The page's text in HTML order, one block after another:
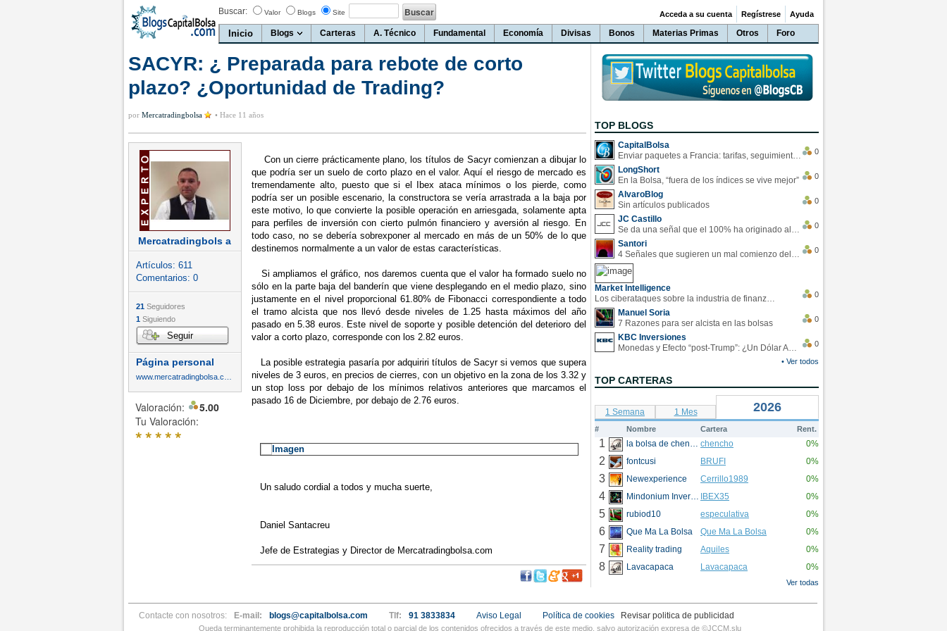
Buscar: Valor Blogs Site
Inicio Blogs Carteras A. Técnico Fundamental Economía Divisas Bonos Materias Primas Otros Foro
Acceda a su cuenta Regístrese Ayuda
SACYR: ¿ Preparada para rebote de corto
plazo? ¿Oportunidad de Trading?
por Mercatradingbolsa • Hace 11 años
Mercatradingbols a
Artículos: 611
Comentarios: 0
21 Seguidores
1 Siguiendo
Seguir
Página personal
Valoración:
5.00
Tu Valoración:
*****
Con un cierre prácticamente plano, los títulos de Sacyr comienzan a dibujar lo
que podría ser un suelo de corto plazo en el valor. Aquí el riesgo de mercado es
tremendamente alto, puesto que si el Ibex ataca mínimos o los pierde, como
podría ser un posible escenario, la constructora se vería arrastrada a la baja por
este motivo, lo que convierte la posible operación en arriesgada, solamente apta
para perfiles de inversión con cierto pulmón financiero y aversión al riesgo. En
todo caso, no se debería sobrexponer al mercado en más de un 50% de lo que
destinemos normalmente a un valor de estas características.
Si ampliamos el gráfico, nos daremos cuenta que el valor ha formado suelo no
sólo en la parte baja del banderín que viene desplegando en el medio plazo, sino
justamente en el nivel proporcional 61.80% de Fibonacci correspondiente a todo
el tramo alcista que nos llevó desde niveles de 1.25 hasta máximos del año
pasado en 5.38 euros. Este nivel de soporte y posible detención del deterioro del
valor a corto plazo, corresponde con los 2.82 euros.
La posible estrategia pasaría por adquiriri títulos de Sacyr si vemos que supera
niveles de 3 euros, en precios de cierres, con un objetivo en la zona de los 3.32 y
un stop loss por debajo de los mínimos relativos anteriores que marcamos el
pasado 16 de Diciembre, por debajo de 2.76 euros.
Un saludo cordial a todos y mucha suerte,
Daniel Santacreu
Jefe de Estrategias y Director de Mercatradingbolsa.com
TOP BLOGS
CapitalBolsa
Enviar paquetes a Francia: tarifas, seguimiento y ventajas destacadas
0
LongShort
En la Bolsa, “fuera de los índices se vive mejor”
0
AlvaroBlog
Sin artículos publicados
0
JC Castillo
Se da una señal que el 100% ha originado alzas en las bolsas
0
Santori
4 Señales que sugieren un mal comienzo del 3T de la economía EEUU
0
Market Intelligence
Los ciberataques sobre la industria de finanzas se han duplicado este año
0
Manuel Soria
7 Razones para ser alcista en las bolsas
0
KBC Inversiones
Monedas y Efecto “post-Trump”: ¿Un Dólar Americano operando en rangos?
0
• Ver todos
TOP CARTERAS
1 Semana 1 Mes 2026
# Nombre Cartera Rent.
1 la bolsa de chencho chencho 0%
2 fontcusi BRUFI 0%
3 Newexperience Cerrillo1989 0%
4 Mindonium Inversions IBEX35 0%
5 rubiod10 especulativa 0%
6 Que Ma La Bolsa Que Ma La Bolsa 0%
7 Reality trading Aquiles 0%
8 Lavacapaca Lavacapaca 0%
Ver todas
Contacte con nosotros: E-mail: blogs@capitalbolsa.com Tlf: 91 3833834 Aviso Legal Revisar politica de publicidad
Política de cookies
Queda terminantemente prohibida la reproducción total o parcial de los contenidos ofrecidos a través de este medio, salvo autorización expresa de ©JCCM,slu